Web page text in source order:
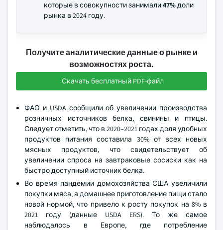
которые в совокупности занимали47%доли
рынка в 2024 году.
Получите аналитические данные о рынке и
возможностях роста.
Скачать бесплатный PDF-файл
ФАО и USDA сообщили об увеличении производства
розничных источников белка, свинины и птицы.
Следует отметить, что в 2020–2021 годах доля удобных
продуктов питания составила 30% от всех новых
мясных продуктов, что свидетельствует об
увеличении спроса на завтраковые сосиски как на
быстро доступный источник белка.
Во время пандемии домохозяйства США увеличили
покупки мяса, а домашнее приготовление пищи стало
новой нормой, что привело к росту покупок на 8% в
2021 году (данные USDA ERS). То же самое
наблюдалось в Европе, где потребление